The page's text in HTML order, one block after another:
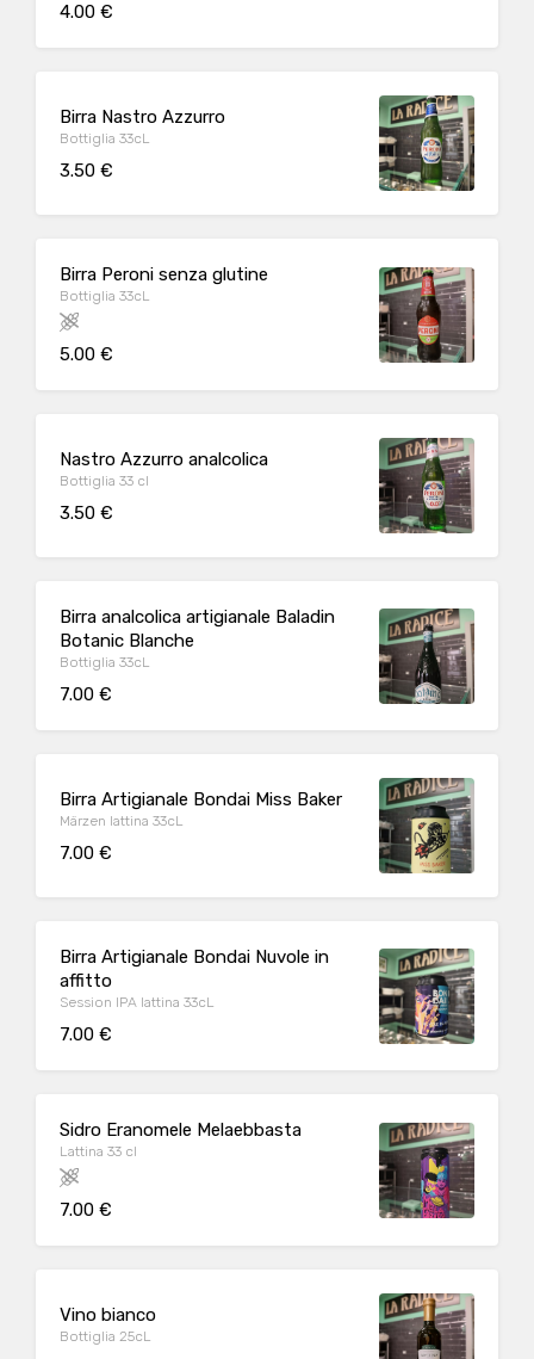
4.00 €
Birra Nastro Azzurro
Bottiglia 33cL
3.50 €
Birra Peroni senza glutine
Bottiglia 33cL
5.00 €
Nastro Azzurro analcolica
Bottiglia 33 cl
3.50 €
Birra analcolica artigianale Baladin
Botanic Blanche
Bottiglia 33cL
7.00 €
Birra Artigianale Bondai Miss Baker
Märzen lattina 33cL
7.00 €
Birra Artigianale Bondai Nuvole in
affitto
Session IPA lattina 33cL
7.00 €
Sidro Eranomele Melaebbasta
Lattina 33 cl
7.00 €
Vino bianco
Bottiglia 25cL